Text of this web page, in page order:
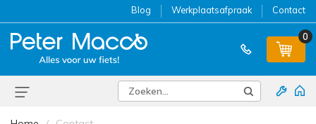
Blog Werkplaatsafpraak Contact
0